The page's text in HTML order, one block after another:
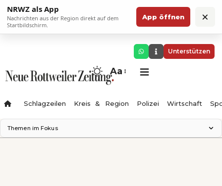
NRWZ als App
Nachrichten aus der Region direkt auf dem
Startbildschirm.
App öffnen ×
Unterstützen
Aa
Schlagzeilen Kreis & Region Polizei Wirtschaft
Themen im Fokus